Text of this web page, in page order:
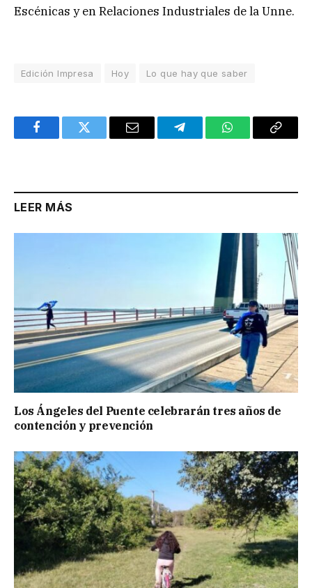
Escénicas y en Relaciones Industriales de la Unne.
Edición Impresa Hoy Lo que hay que saber
FacebookTwitter Email TelegramWhatsAppCopy
LEER MÁS
Los Ángeles del Puente celebrarán tres años de
contención y prevención